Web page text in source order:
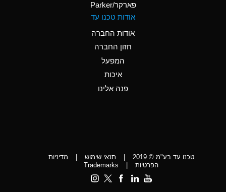
Ammonium Sulfate
*
Amyl Acetate (Banana
Aniline
D
Aniline Dyes
C
פארקר/Parker
אודות טכנו עד
אודות החברה
חזון החברה
המפעל
איכות
פנה אלינו
טכנו עד בע"מ © 2019 | תנאי שימוש |
מדיניות
הפרטיות
|
Trademarks